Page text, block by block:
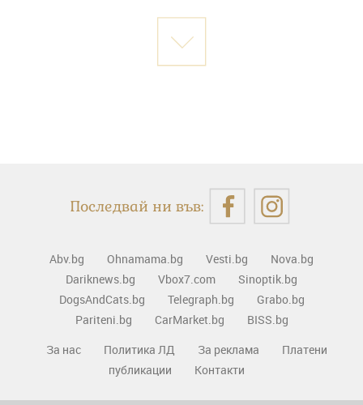
Последвай ни във:
Abv.bg Ohnamama.bg Vesti.bg
Nova.bg
Dariknews.bg
Vbox7.com
Sinoptik.bg
DogsAndCats.bg
Telegraph.bg
Grabo.bg
Pariteni.bg
CarMarket.bg
BISS.bg
За нас
Политика ЛД За реклама
Платени
публикации
Контакти